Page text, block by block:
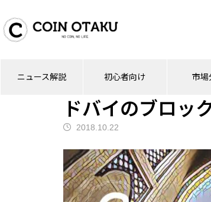
ニュース解説 初心者向け 市場
ニュース解説
ドバイのブロッ
2018.10.22